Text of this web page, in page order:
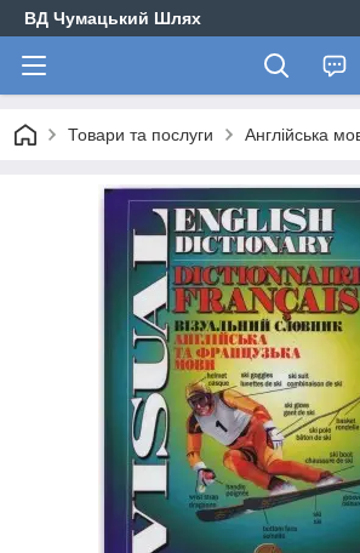
ВД Чумацький Шлях
Товари та послуги Англійська